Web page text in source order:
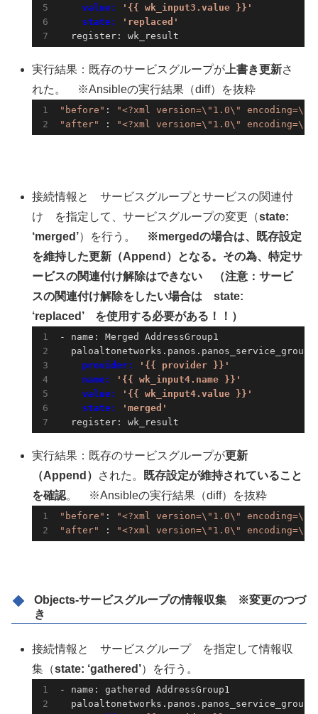
    value:
'{{ wk_input3.value }}'
    state:
'replaced'
  register: wk_result
実行結果：既存のサービスグループが 上書き更新さ
れた。 ※Ansibleの実行結果（diff）を抜粋
"before" :
"<?xml version=\"1.0\"
"after"
: "<?xml version=\"1.0\"
接続情報と サービスグループとサービスの関連付
け を指定して、サービスグループの変更（state:
‘merged’）を行う。
※mergedの場合は、既存設定
を維持した更新（Append）となる。 その為、特定サ
ービスの関連付け解除はできない （注意：サービ
スの関連付け解除をしたい場合は state:
‘replaced’ を使用する必要がある！！）
- name: Merged AddressGroup1
provider:
'{{ provider }}'
    name:
'{{ wk_input4.name }}'
    value:
'{{ wk_input4.value }}'
    state:
'merged'
  register: wk_result
実行結果：既存のサービスグループが更新
（Append）
された。
既存設定が維持されていること
を確認。 ※Ansibleの実行結果（diff）を抜粋
"before" :
"<?xml version=\"1.0\"
"after"
: "<?xml version=\"1.0\"
Objects-サービスグループの情報収集 ※変更のつづ
き
接続情報と サービスグループ を指定して情報収
集（state: ‘gathered’）を行う。
- name: gathered AddressGroup1